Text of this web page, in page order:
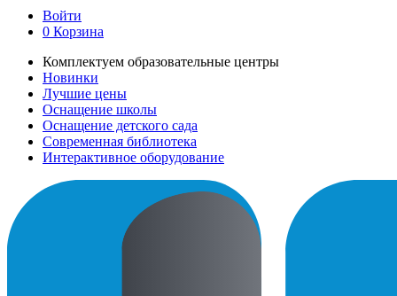
Войти
0 Корзина
Комплектуем образовательные центры
Новинки
Лучшие цены
Оснащение школы
Оснащение детского сада
Современная библиотека
Интерактивное оборудование